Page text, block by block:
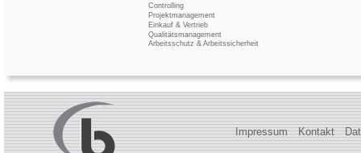
Controlling
Projektmanagement
Einkauf & Vertrieb
Qualitätsmanagement
Arbeitsschutz & Arbeitssicherheit
Impressum Kontakt